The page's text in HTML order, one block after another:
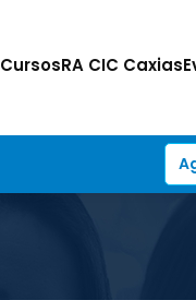
CursosRA CIC Caxias